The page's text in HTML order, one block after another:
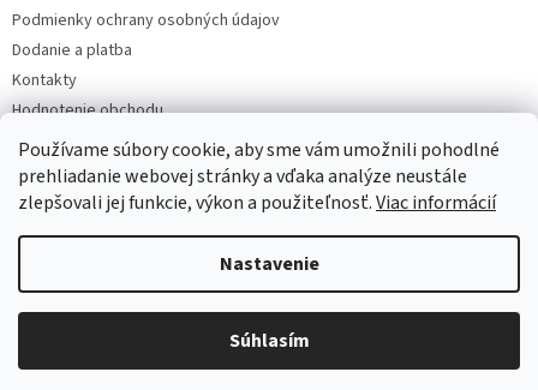
Používame súbory cookie, aby sme vám umožnili pohodlné
prehliadanie webovej stránky a vďaka analýze neustále
zlepšovali jej funkcie, výkon a použiteľnosť.Viac informácií
Nastavenie
Súhlasím
Podmienky ochrany osobných údajov
Dodanie a platba
Kontakty
Hodnotenie obchodu
Blog
Copyright 2026Olejwebshop.sk. Všetky práva vyhradené.Upraviť
nastavenie cookies